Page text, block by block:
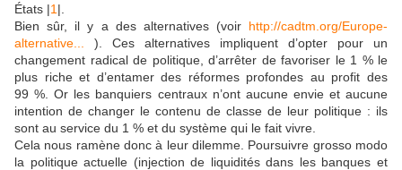
États |1 |.
Bien sûr, il y a des alternatives (voir http://cadtm.org/Europe-
alternative...
). Ces alternatives impliquent d’opter pour un
changement radical de politique, d’arrêter de favoriser le 1 % le
plus riche et d’entamer des réformes profondes au profit des
99 %. Or les banquiers centraux n’ont aucune envie et aucune
intention de changer le contenu de classe de leur politique : ils
sont au service du 1 % et du système qui le fait vivre.
Cela nous ramène donc à leur dilemme. Poursuivre grosso modo
la politique actuelle (injection de liquidités dans les banques et